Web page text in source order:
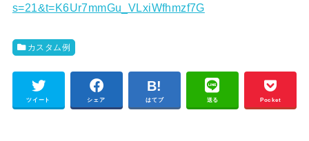
s=21&t=K6Ur7mmGu_VLxiWfhmzf7G
カスタム例
ツイート シェア はてブ 送る Pocket